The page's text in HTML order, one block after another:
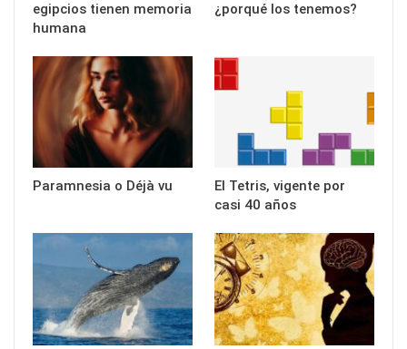
egipcios tienen memoria
humana
¿porqué los tenemos?
Paramnesia o Déjà vu
El Tetris, vigente por
casi 40 años